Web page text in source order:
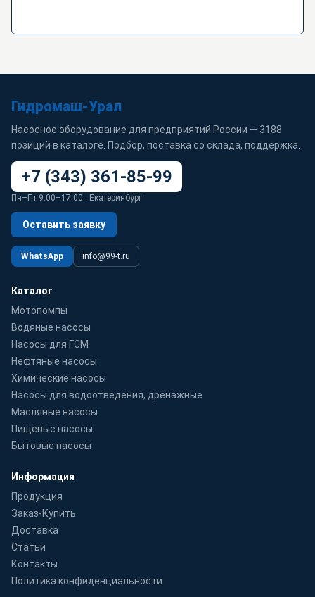
Гидромаш-Урал
Насосное оборудование для предприятий России — 3188
позиций в каталоге. Подбор, поставка со склада, поддержка.
+7 (343) 361-85-99
Пн–Пт 9:00–17:00 · Екатеринбург
Оставить заявку
WhatsApp info@99-t.ru
Каталог
Мотопомпы
Водяные насосы
Насосы для ГСМ
Нефтяные насосы
Химические насосы
Насосы для водоотведения, дренажные
Масляные насосы
Пищевые насосы
Бытовые насосы
Информация
Продукция
Заказ-Купить
Доставка
Статьи
Контакты
Политика конфиденциальности